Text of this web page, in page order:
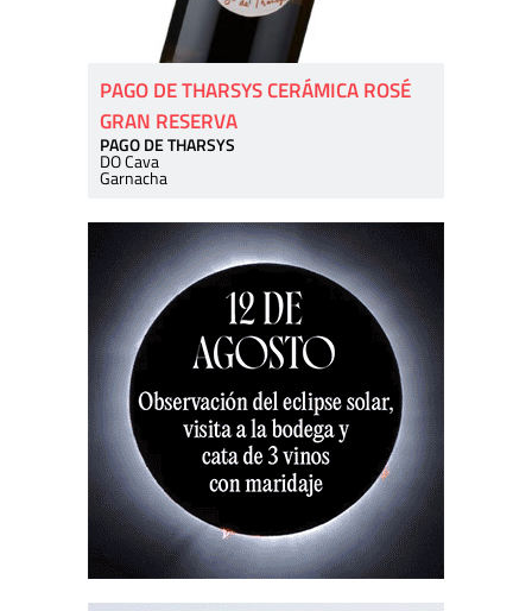
PAGO DE THARSYS CERÁMICA ROSÉ
GRAN RESERVA
PAGO DE THARSYS
DO Cava
Garnacha